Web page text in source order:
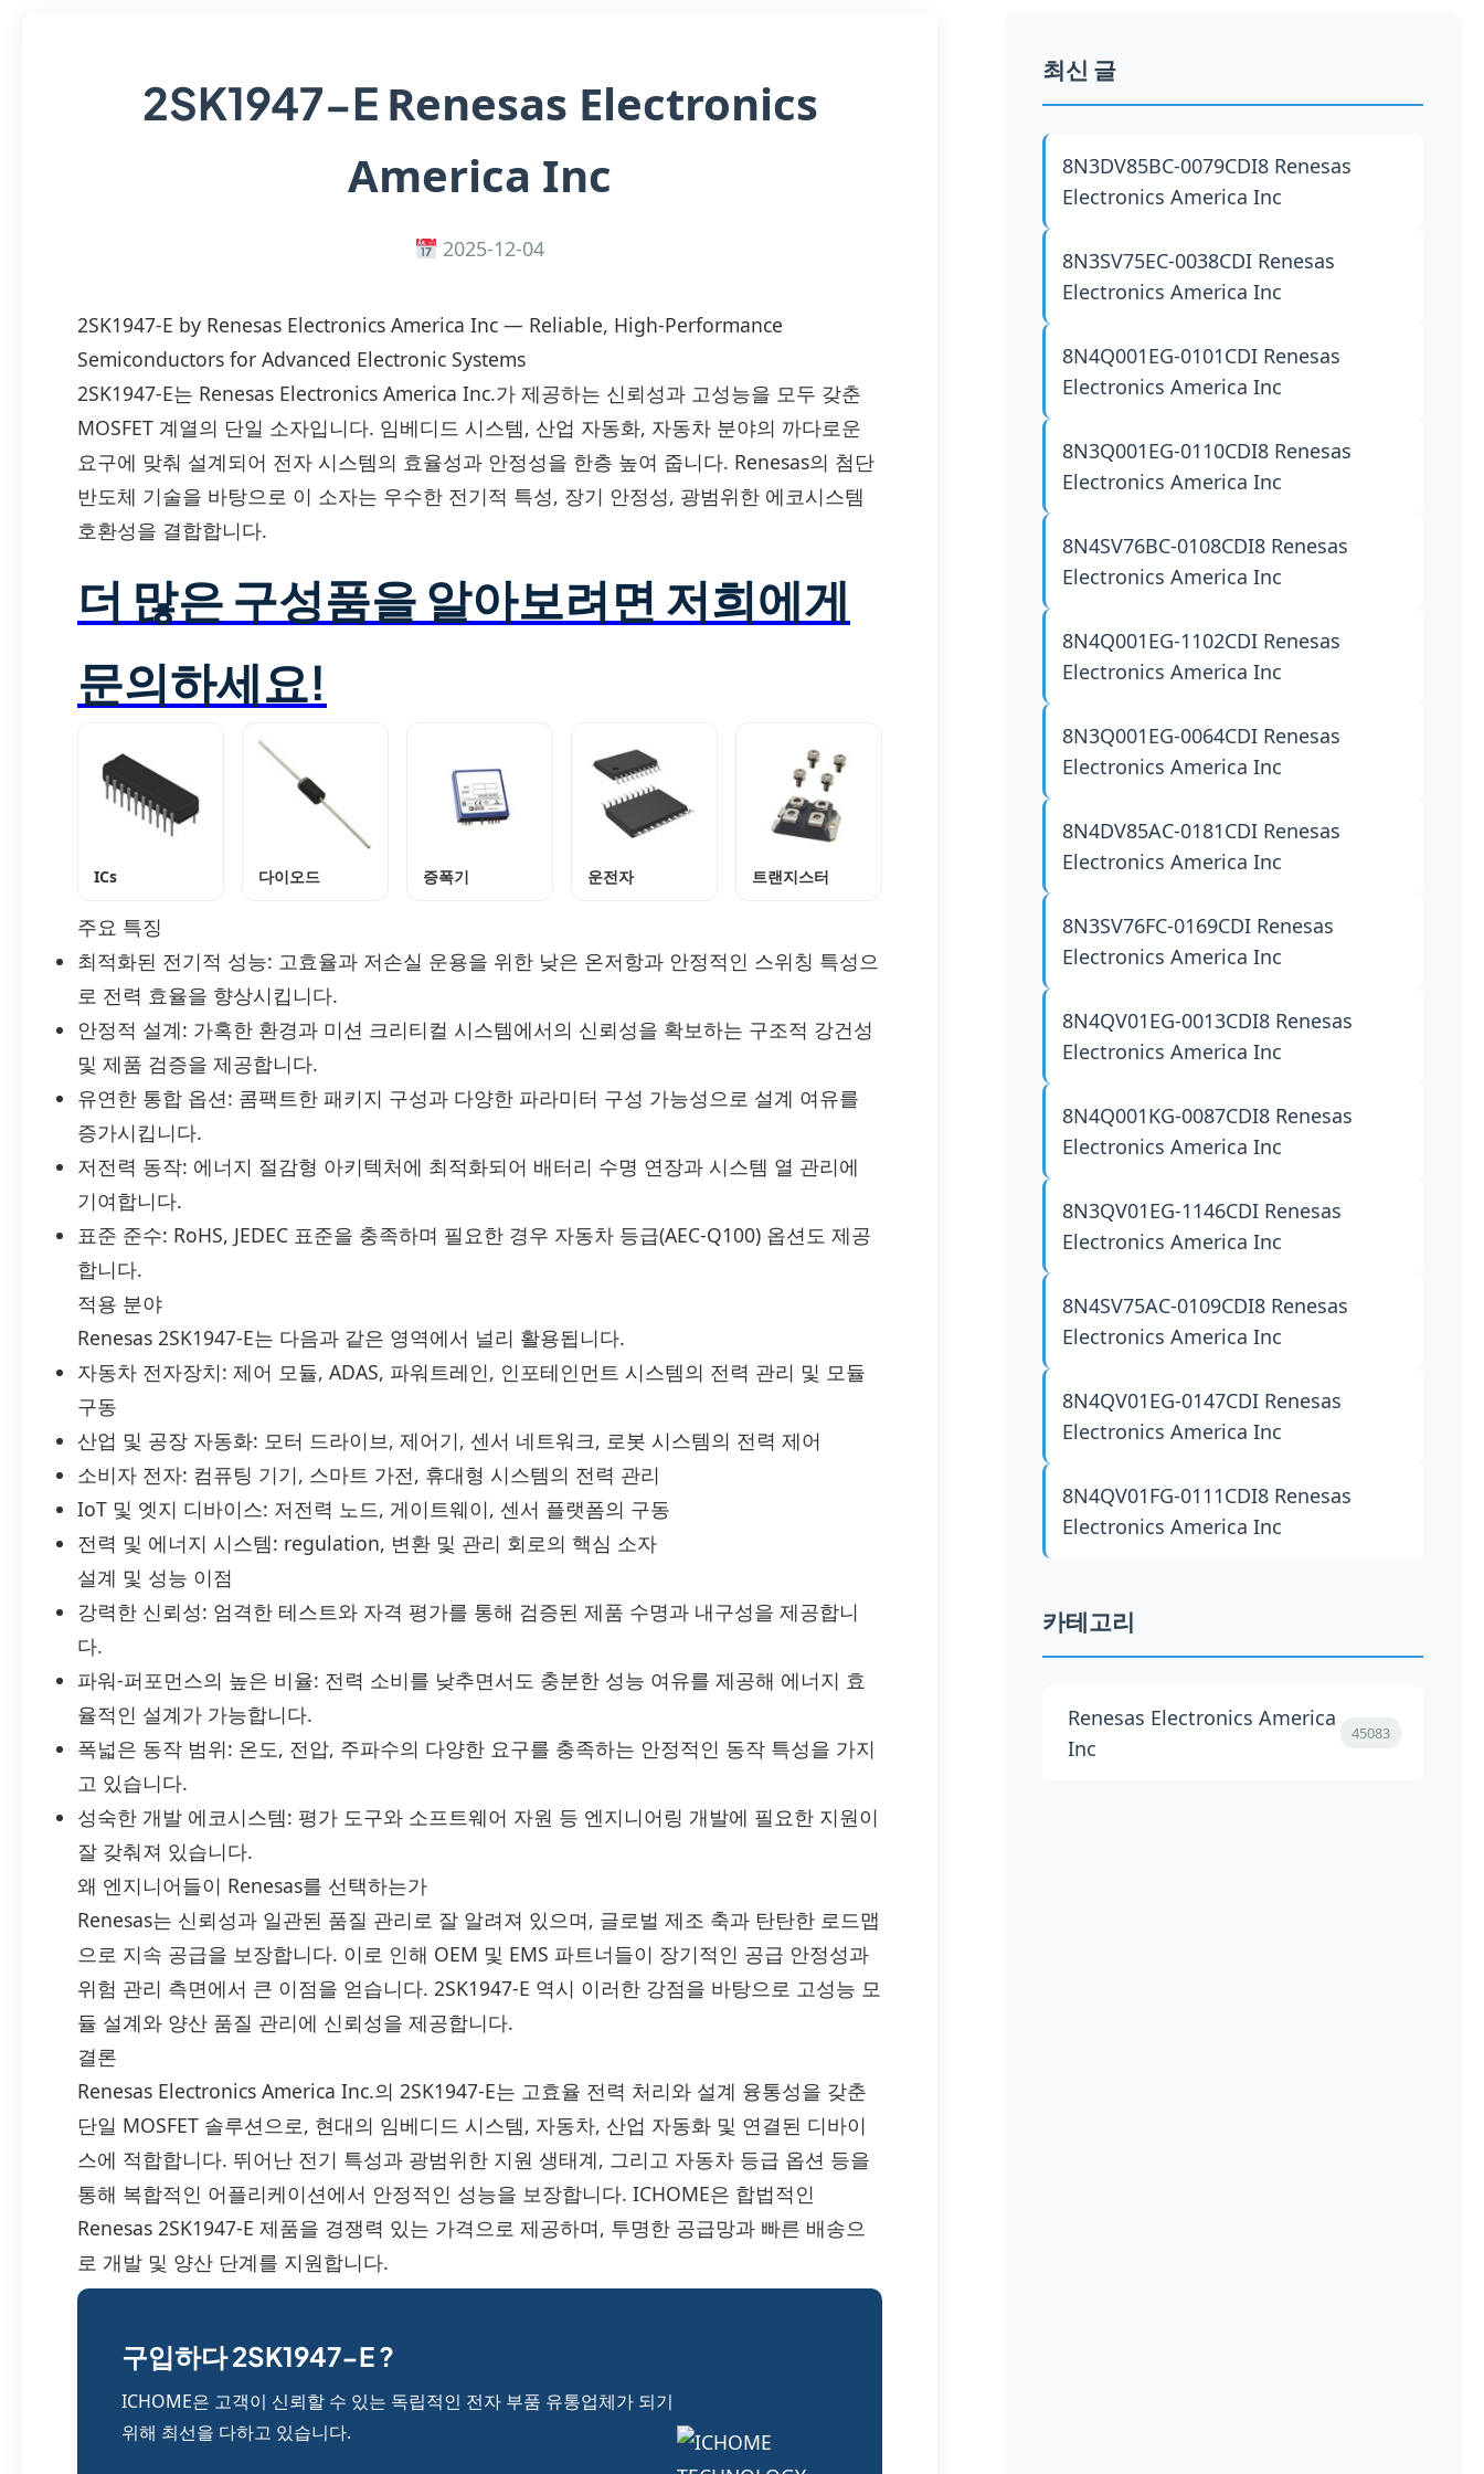
2SK1947-E Renesas Electronics
America Inc
2025-12-04
2SK1947-E by Renesas Electronics America Inc — Reliable, High-Performance
Semiconductors for Advanced Electronic Systems
2SK1947-E는 Renesas Electronics America Inc.가 제공하는 신뢰성과 고성능을 모두 갖춘
MOSFET 계열의 단일 소자입니다. 임베디드 시스템, 산업 자동화, 자동차 분야의 까다로운
요구에 맞춰 설계되어 전자 시스템의 효율성과 안정성을 한층 높여 줍니다. Renesas의 첨단
반도체 기술을 바탕으로 이 소자는 우수한 전기적 특성, 장기 안정성, 광범위한 에코시스템
호환성을 결합합니다.
더 많은 구성품을 알아보려면 저희에게
문의하세요!
ICs 다이오드 증폭기 운전자 트랜지스터
주요 특징
최적화된 전기적 성능: 고효율과 저손실 운용을 위한 낮은 온저항과 안정적인 스위칭 특성으
로 전력 효율을 향상시킵니다.
안정적 설계: 가혹한 환경과 미션 크리티컬 시스템에서의 신뢰성을 확보하는 구조적 강건성
및 제품 검증을 제공합니다.
유연한 통합 옵션: 콤팩트한 패키지 구성과 다양한 파라미터 구성 가능성으로 설계 여유를
증가시킵니다.
저전력 동작: 에너지 절감형 아키텍처에 최적화되어 배터리 수명 연장과 시스템 열 관리에
기여합니다.
표준 준수: RoHS, JEDEC 표준을 충족하며 필요한 경우 자동차 등급(AEC-Q100) 옵션도 제공
합니다.
적용 분야
Renesas 2SK1947-E는 다음과 같은 영역에서 널리 활용됩니다.
자동차 전자장치: 제어 모듈, ADAS, 파워트레인, 인포테인먼트 시스템의 전력 관리 및 모듈
구동
산업 및 공장 자동화: 모터 드라이브, 제어기, 센서 네트워크, 로봇 시스템의 전력 제어
소비자 전자: 컴퓨팅 기기, 스마트 가전, 휴대형 시스템의 전력 관리
IoT 및 엣지 디바이스: 저전력 노드, 게이트웨이, 센서 플랫폼의 구동
전력 및 에너지 시스템: regulation, 변환 및 관리 회로의 핵심 소자
설계 및 성능 이점
강력한 신뢰성: 엄격한 테스트와 자격 평가를 통해 검증된 제품 수명과 내구성을 제공합니
다.
파워-퍼포먼스의 높은 비율: 전력 소비를 낮추면서도 충분한 성능 여유를 제공해 에너지 효
율적인 설계가 가능합니다.
폭넓은 동작 범위: 온도, 전압, 주파수의 다양한 요구를 충족하는 안정적인 동작 특성을 가지
고 있습니다.
성숙한 개발 에코시스템: 평가 도구와 소프트웨어 자원 등 엔지니어링 개발에 필요한 지원이
잘 갖춰져 있습니다.
왜 엔지니어들이 Renesas를 선택하는가
Renesas는 신뢰성과 일관된 품질 관리로 잘 알려져 있으며, 글로벌 제조 축과 탄탄한 로드맵
으로 지속 공급을 보장합니다. 이로 인해 OEM 및 EMS 파트너들이 장기적인 공급 안정성과
위험 관리 측면에서 큰 이점을 얻습니다. 2SK1947-E 역시 이러한 강점을 바탕으로 고성능 모
듈 설계와 양산 품질 관리에 신뢰성을 제공합니다.
결론
Renesas Electronics America Inc.의 2SK1947-E는 고효율 전력 처리와 설계 융통성을 갖춘
단일 MOSFET 솔루션으로, 현대의 임베디드 시스템, 자동차, 산업 자동화 및 연결된 디바이
스에 적합합니다. 뛰어난 전기 특성과 광범위한 지원 생태계, 그리고 자동차 등급 옵션 등을
통해 복합적인 어플리케이션에서 안정적인 성능을 보장합니다. ICHOME은 합법적인
Renesas 2SK1947-E 제품을 경쟁력 있는 가격으로 제공하며, 투명한 공급망과 빠른 배송으
로 개발 및 양산 단계를 지원합니다.
구입하다 2SK1947-E ?
ICHOME은 고객이 신뢰할 수 있는 독립적인 전자 부품 유통업체가 되기
위해 최선을 다하고 있습니다.
최신 글
8N3DV85BC-0079CDI8 Renesas
Electronics America Inc
8N3SV75EC-0038CDI Renesas
Electronics America Inc
8N4Q001EG-0101CDI Renesas
Electronics America Inc
8N3Q001EG-0110CDI8 Renesas
Electronics America Inc
8N4SV76BC-0108CDI8 Renesas
Electronics America Inc
8N4Q001EG-1102CDI Renesas
Electronics America Inc
8N3Q001EG-0064CDI Renesas
Electronics America Inc
8N4DV85AC-0181CDI Renesas
Electronics America Inc
8N3SV76FC-0169CDI Renesas
Electronics America Inc
8N4QV01EG-0013CDI8 Renesas
Electronics America Inc
8N4Q001KG-0087CDI8 Renesas
Electronics America Inc
8N3QV01EG-1146CDI Renesas
Electronics America Inc
8N4SV75AC-0109CDI8 Renesas
Electronics America Inc
8N4QV01EG-0147CDI Renesas
Electronics America Inc
8N4QV01FG-0111CDI8 Renesas
Electronics America Inc
카테고리
Renesas Electronics America
Inc
45083